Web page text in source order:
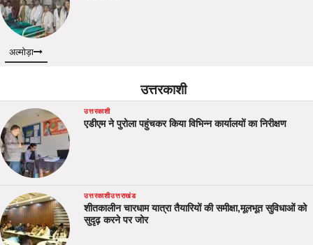
अल्मोड़ा
उत्तरकाशी
उत्तरकाशी
एडीएम ने पुरोला पहुंचकर किया विभिन्न कार्यालयों का निरीक्षण
उत्तरकाशीउत्तराखंड
शीतकालीन चारधाम यात्रा तैयारियों की समीक्षा,मूलभूत सुविधाओं को
सुदृढ़ करने पर जोर